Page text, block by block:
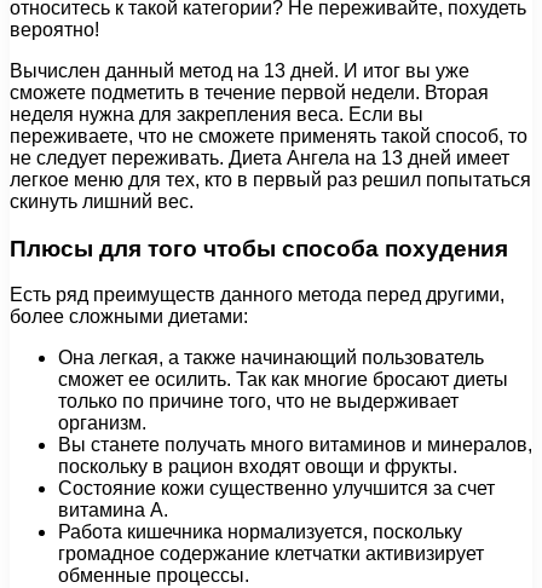
относитесь к такой категории? Не переживайте, похудеть
вероятно!
Вычислен данный метод на 13 дней. И итог вы уже
сможете подметить в течение первой недели. Вторая
неделя нужна для закрепления веса. Если вы
переживаете, что не сможете применять такой способ, то
не следует переживать. Диета Ангела на 13 дней имеет
легкое меню для тех, кто в первый раз решил попытаться
скинуть лишний вес.
Плюсы для того чтобы способа похудения
Есть ряд преимуществ данного метода перед другими,
более сложными диетами:
Она легкая, а также начинающий пользователь
сможет ее осилить. Так как многие бросают диеты
только по причине того, что не выдерживает
организм.
Вы станете получать много витаминов и минералов,
поскольку в рацион входят овощи и фрукты.
Состояние кожи существенно улучшится за счет
витамина А.
Работа кишечника нормализуется, поскольку
громадное содержание клетчатки активизирует
обменные процессы.